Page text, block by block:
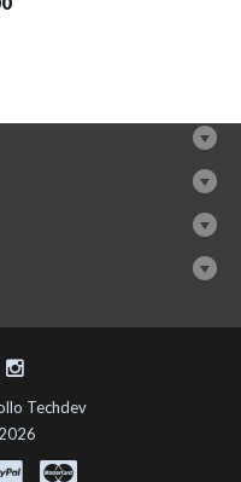
Techdev